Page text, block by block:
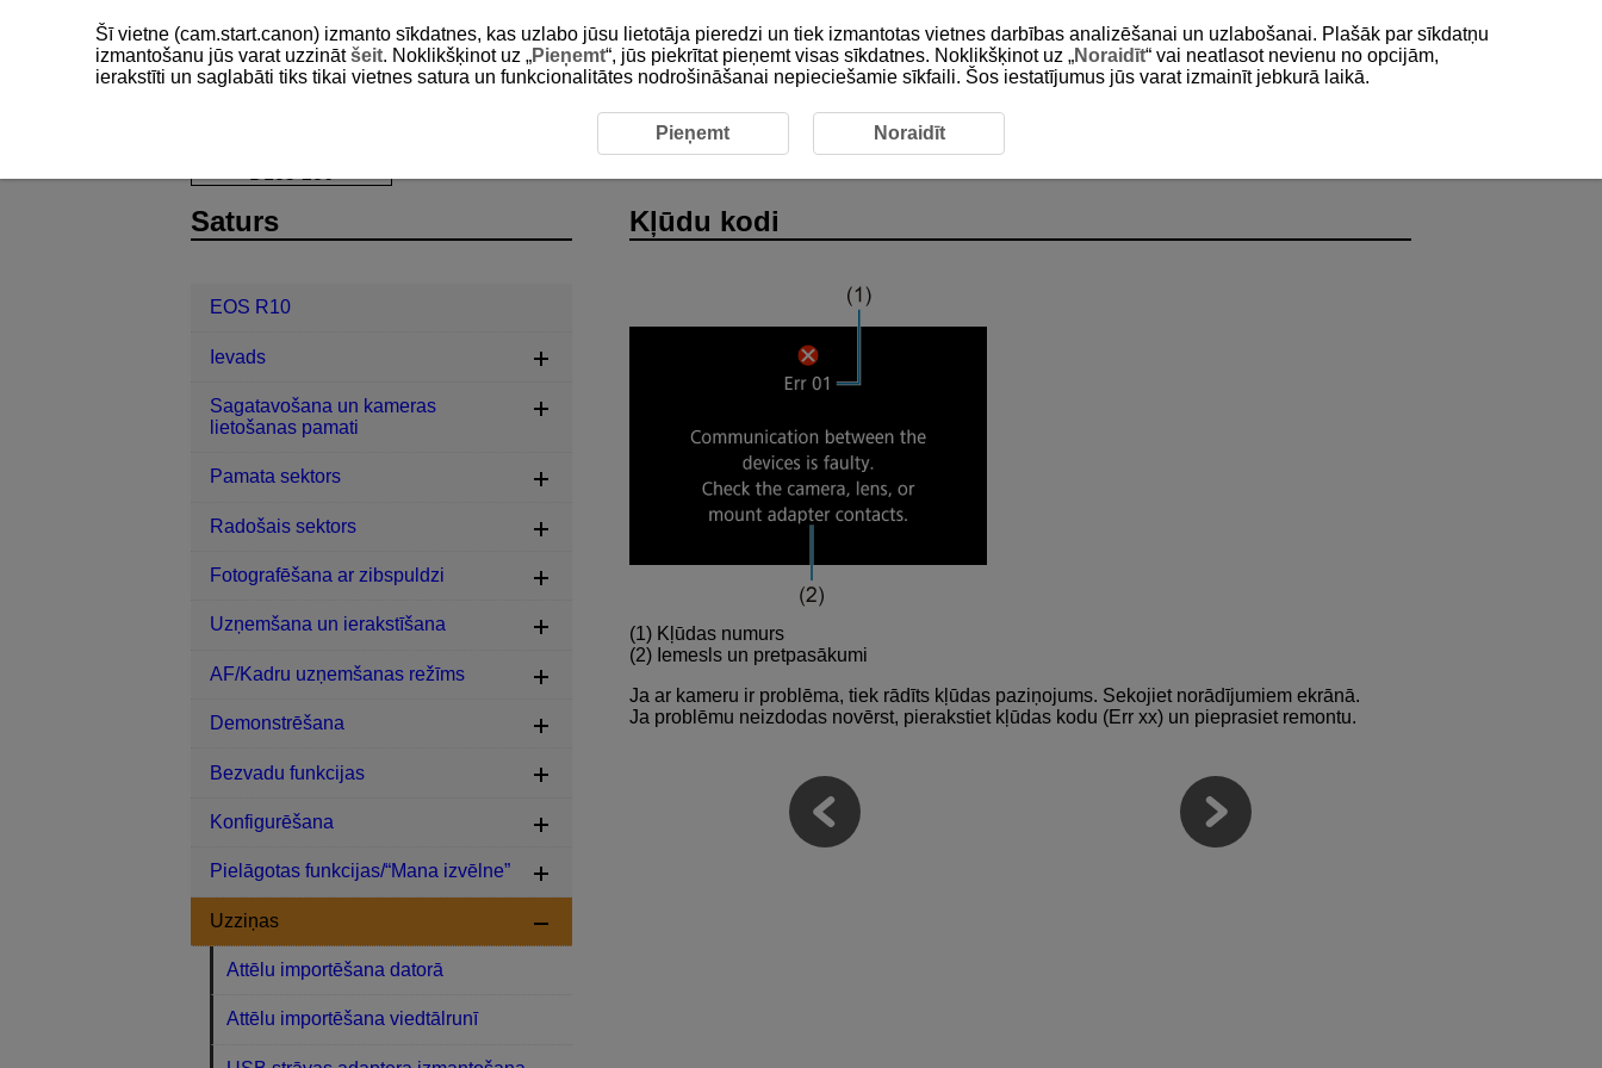
Kļūdu kodi
(1) Kļūdas numurs
(2) Iemesls un pretpasākumi
Ja ar kameru ir problēma, tiek rādīts kļūdas paziņojums. Sekojiet norādījumiem ekrānā.
Ja problēmu neizdodas novērst, pierakstiet kļūdas kodu (Err xx) un pieprasiet remontu.
Saturs
EOS R10
Ievads
Sagatavošana un kameras
lietošanas pamati
Pamata sektors
Radošais sektors
Fotografēšana ar zibspuldzi
Uzņemšana un ierakstīšana
AF/Kadru uzņemšanas režīms
Demonstrēšana
Bezvadu funkcijas
Konfigurēšana
Pielāgotas funkcijas/“Mana izvēlne”
Uzziņas
Attēlu importēšana datorā
Attēlu importēšana viedtālrunī
Šī vietne (cam.start.canon) izmanto sīkdatnes, kas uzlabo jūsu lietotāja pieredzi un tiek izmantotas vietnes darbības analizēšanai un uzlabošanai. Plašāk par sīkdatņu
izmantošanu jūs varat uzzinātšeit. Noklikšķinot uz „Pieņemt“, jūs piekrītat pieņemt visas sīkdatnes. Noklikšķinot uz „Noraidīt“ vai neatlasot nevienu no opcijām,
ierakstīti un saglabāti tiks tikai vietnes satura un funkcionalitātes nodrošināšanai nepieciešamie sīkfaili. Šos iestatījumus jūs varat izmainīt jebkurā laikā.
Pieņemt Noraidīt